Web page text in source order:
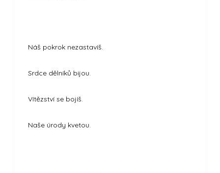
Náš pokrok nezastavíš.
Srdce dělníků bijou.
Vítězství se bojíš.
Naše úrody kvetou.